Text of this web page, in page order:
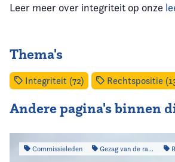
Leer meer over integriteit op onze
Thema's
Integriteit (72) Rechtspositie
Andere pagina's binnen
Commissieleden Gezag van de raad